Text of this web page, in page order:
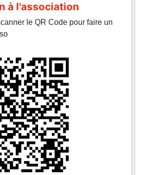
à l'association
le QR Code pour faire un